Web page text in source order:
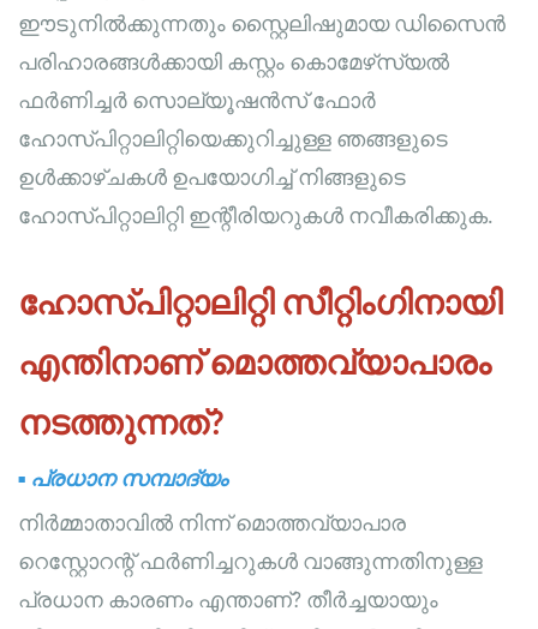
ഈടുനിൽക്കുന്നതും സ്റ്റൈലിഷുമായ ഡിസൈൻ
പരിഹാരങ്ങൾക്കായി കസ്റ്റം കൊമേഴ്‌സ്യൽ
ഫർണിച്ചർ സൊല്യൂഷൻസ് ഫോർ
ഹോസ്പിറ്റാലിറ്റിയെക്കുറിച്ചുള്ള ഞങ്ങളുടെ
ഉൾക്കാഴ്ചകൾ ഉപയോഗിച്ച് നിങ്ങളുടെ
ഹോസ്പിറ്റാലിറ്റി ഇന്റീരിയറുകൾ നവീകരിക്കുക.
ഹോസ്പിറ്റാലിറ്റി സീറ്റിംഗിനായി
എന്തിനാണ് മൊത്തവ്യാപാരം
നടത്തുന്നത്?
▪ പ്രധാന സമ്പാദ്യം
നിർമ്മാതാവിൽ നിന്ന് മൊത്തവ്യാപാര
റെസ്റ്റോറന്റ് ഫർണിച്ചറുകൾ വാങ്ങുന്നതിനുള്ള
പ്രധാന കാരണം എന്താണ്? തീർച്ചയായും